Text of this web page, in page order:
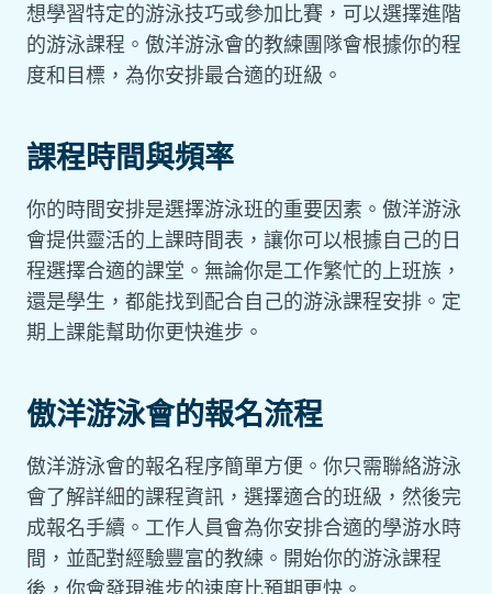
想學習特定的游泳技巧或參加比賽，可以選擇進階
的游泳課程。傲洋游泳會的教練團隊會根據你的程
度和目標，為你安排最合適的班級。
課程時間與頻率
你的時間安排是選擇游泳班的重要因素。傲洋游泳
會提供靈活的上課時間表，讓你可以根據自己的日
程選擇合適的課堂。無論你是工作繁忙的上班族，
還是學生，都能找到配合自己的游泳課程安排。定
期上課能幫助你更快進步。
傲洋游泳會的報名流程
傲洋游泳會的報名程序簡單方便。你只需聯絡游泳
會了解詳細的課程資訊，選擇適合的班級，然後完
成報名手續。工作人員會為你安排合適的學游水時
間，並配對經驗豐富的教練。開始你的游泳課程
後，你會發現進步的速度比預期更快。